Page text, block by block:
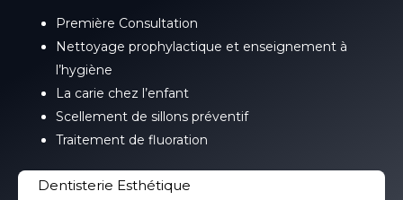
Première Consultation
Nettoyage prophylactique et enseignement à
l’hygiène
La carie chez l’enfant
Scellement de sillons préventif
Traitement de fluoration
Dentisterie Esthétique